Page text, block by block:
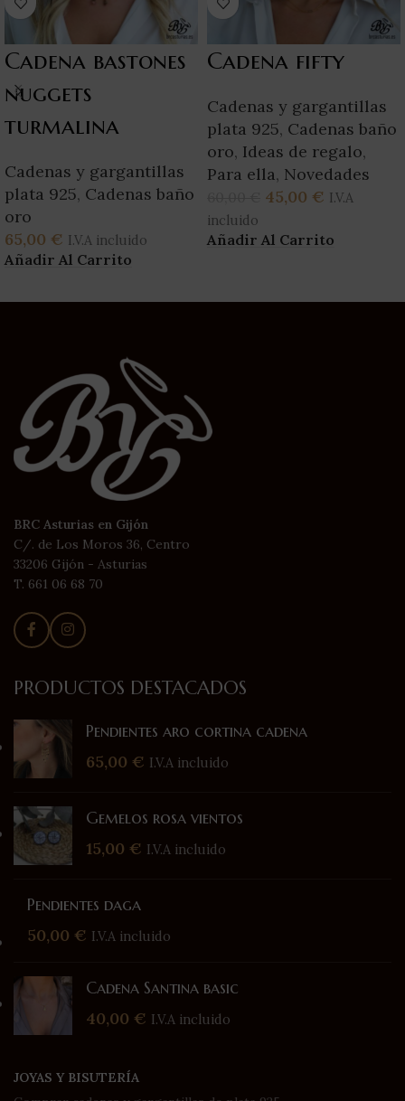
Cadena bastones
nuggets
turmalina
Cadenas y gargantillas
plata 925, Cadenas baño
oro
65,00 € I.V.A incluido
Añadir Al Carrito
Cadena fifty
Cadenas y gargantillas
plata 925, Cadenas baño
oro, Ideas de regalo,
Para ella, Novedades
45,00 € I.V.A
incluido
Añadir Al Carrito
BRC Asturias en Gijón
C/. de Los Moros 36, Centro
33206 Gijón - Asturias
T. 661 06 68 70
PRODUCTOS DESTACADOS
Pendientes aro cortina cadena
65,00 € I.V.A incluido
Gemelos rosa vientos
15,00 € I.V.A incluido
Pendientes daga
50,00 € I.V.A incluido
Cadena Santina basic
40,00 € I.V.A incluido
JOYAS Y BISUTERÍA